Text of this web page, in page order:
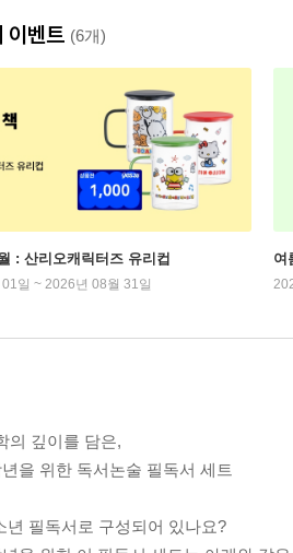
이벤트 (6개)
: 산리오캐릭터즈 유리컵
일 ~ 2026년 08월 31일
여
의 깊이를 담은,
을 위한 독서논술 필독서 세트
년 필독서로 구성되어 있나요?